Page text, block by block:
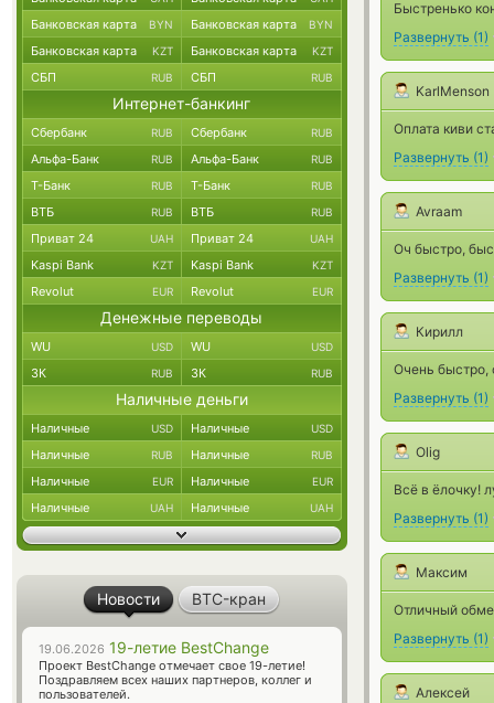
Быстренько
Развернуть (1)
KarlMenson
Оплата киви
Развернуть (1)
Avraam
Оч быстро,
Развернуть (1)
Кирилл
Очень быстро,
Развернуть (1)
Olig
Всё в ёлочку!
Развернуть (1)
Максим
Отличный
Развернуть (1)
Алексей
Банковская карта BYN Банковская карта BYN
Банковская карта KZT Банковская карта KZT
СБП RUB СБП RUB
Интернет-банкинг
Сбербанк RUB Сбербанк RUB
Альфа-Банк RUB Альфа-Банк RUB
Т-Банк RUB Т-Банк RUB
ВТБ RUB ВТБ RUB
Приват 24 UAH Приват 24 UAH
Kaspi Bank KZT Kaspi Bank KZT
Revolut EUR Revolut EUR
Денежные переводы
WU USD WU USD
ЗК RUB ЗК RUB
Наличные деньги
Наличные USD Наличные USD
Наличные RUB Наличные RUB
Наличные EUR Наличные EUR
Наличные UAH Наличные UAH
Новости BTC-кран
19.06.2026 19-летие BestChange
Проект BestChange отмечает свое 19-летие!
Поздравляем всех наших партнеров, коллег и
пользователей.